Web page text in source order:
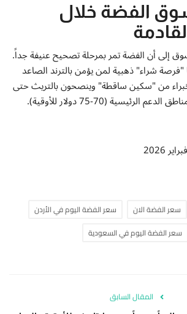
الفضة خلال
إلى أن الفضة تمر بمرحلة تصحيح عنيفة جداً.
"فرصة شراء" ذهبية لمن يؤمن بالترند الصاعد
من "سكين ساقطة" وينصحون بالتريث حتى
(70-75 دولار للأوقية).
سعر الفضة الان
سعر الفضة اليوم في الأردن
سعر الفضة اليوم في السعودية
المقال السابق